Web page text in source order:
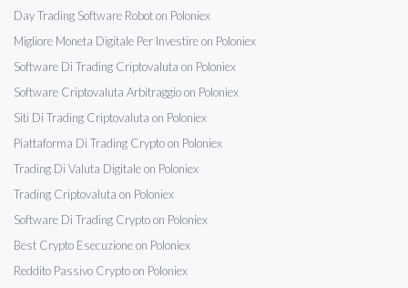
Day Trading Software Robot on Poloniex
Migliore Moneta Digitale Per Investire on Poloniex
Software Di Trading Criptovaluta on Poloniex
Software Criptovaluta Arbitraggio on Poloniex
Siti Di Trading Criptovaluta on Poloniex
Piattaforma Di Trading Crypto on Poloniex
Trading Di Valuta Digitale on Poloniex
Trading Criptovaluta on Poloniex
Software Di Trading Crypto on Poloniex
Best Crypto Esecuzione on Poloniex
Reddito Passivo Crypto on Poloniex